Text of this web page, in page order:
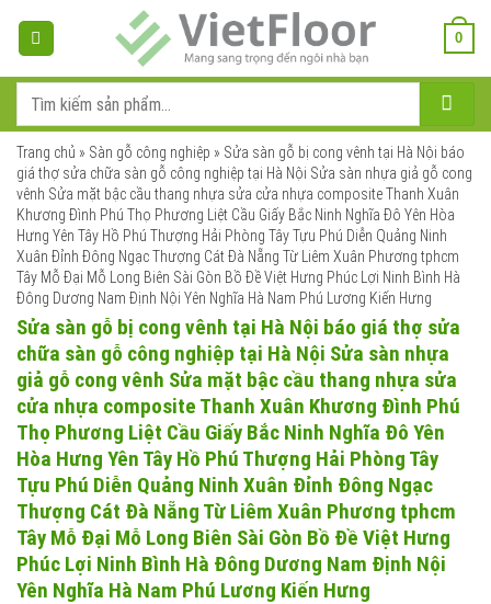
dung
0
kiếm:
Trang chủ » Sàn gỗ công nghiệp » Sửa sàn gỗ bị cong vênh tại Hà Nội báo
giá thợ sửa chữa sàn gỗ công nghiệp tại Hà Nội Sửa sàn nhựa giả gỗ cong
vênh Sửa mặt bậc cầu thang nhựa sửa cửa nhựa composite Thanh Xuân
Khương Đình Phú Thọ Phương Liệt Cầu Giấy Bắc Ninh Nghĩa Đô Yên Hòa
Hưng Yên Tây Hồ Phú Thượng Hải Phòng Tây Tựu Phú Diễn Quảng Ninh
Xuân Đỉnh Đông Ngạc Thượng Cát Đà Nẵng Từ Liêm Xuân Phương tphcm
Tây Mỗ Đại Mỗ Long Biên Sài Gòn Bồ Đề Việt Hưng Phúc Lợi Ninh Bình Hà
Đông Dương Nam Định Nội Yên Nghĩa Hà Nam Phú Lương Kiến Hưng
Sửa sàn gỗ bị cong vênh tại Hà Nội báo giá thợ sửa
chữa sàn gỗ công nghiệp tại Hà Nội Sửa sàn nhựa
giả gỗ cong vênh Sửa mặt bậc cầu thang nhựa sửa
cửa nhựa composite Thanh Xuân Khương Đình Phú
Thọ Phương Liệt Cầu Giấy Bắc Ninh Nghĩa Đô Yên
Hòa Hưng Yên Tây Hồ Phú Thượng Hải Phòng Tây
Tựu Phú Diễn Quảng Ninh Xuân Đỉnh Đông Ngạc
Thượng Cát Đà Nẵng Từ Liêm Xuân Phương tphcm
Tây Mỗ Đại Mỗ Long Biên Sài Gòn Bồ Đề Việt Hưng
Phúc Lợi Ninh Bình Hà Đông Dương Nam Định Nội
Yên Nghĩa Hà Nam Phú Lương Kiến Hưng